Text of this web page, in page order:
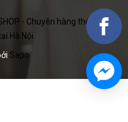
- Chuyên hàng thể thao
Hà Nội
Sapo